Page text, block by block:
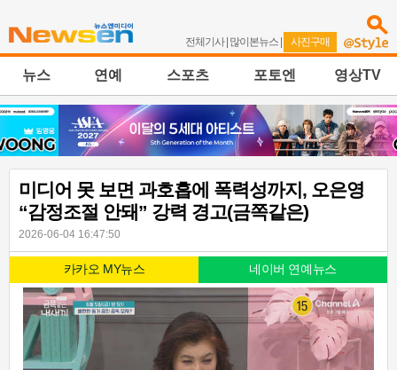
전체기사| 많이본뉴스 | 사진구매
뉴스 연예 스포츠 포토엔 영상TV
미디어 못 보면 과호흡에 폭력성까지, 오은영
“감정조절 안돼” 강력 경고(금쪽같은)
2026-06-04 16:47:50
카카오 MY뉴스 네이버 연예뉴스